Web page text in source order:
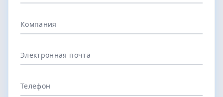
Компания
Электронная почта
Телефон